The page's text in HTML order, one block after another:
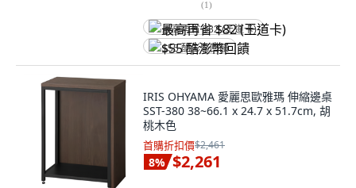
(1)
最高再省 $82 (王道卡)
$55 酷澎幣回饋
IRIS OHYAMA 愛麗思歐雅瑪 伸縮邊桌
SST-380 38~66.1 x 24.7 x 51.7cm, 胡
桃木色
首購折扣價$2,461
8% $2,261